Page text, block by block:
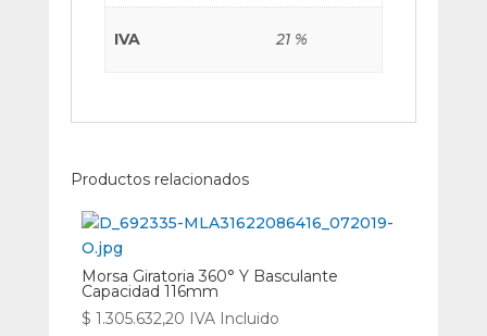
IVA 21 %
Productos relacionados
Morsa Giratoria 360° Y Basculante
Capacidad 116mm
$ 1.305.632,20 IVA Incluido